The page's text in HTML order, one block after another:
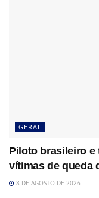
GERAL
Piloto brasileiro e
vítimas de queda
8 DE AGOSTO DE 2026